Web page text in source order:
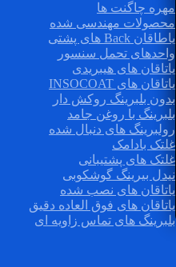
مهره چاگنت ها
محصولات مهندسی شده
یاطاقان Back های پشتی
واحدهای تحمل سنسور
یاتاقان های هیبریدی
یاتاقان های INSOCOAT
بدون بلبرینگ روکش دار
بلبرینگ با روغن جامد
رولبرینگ های دنبال شده
غلتک بادامک
غلتک های پشتیبانی
نیدل بیرینگ گوشکوبی
یاتاقان های نصب شده
یاتاقان های فوق العاده دقیق
بلبرینگ های تماس زاویه ای